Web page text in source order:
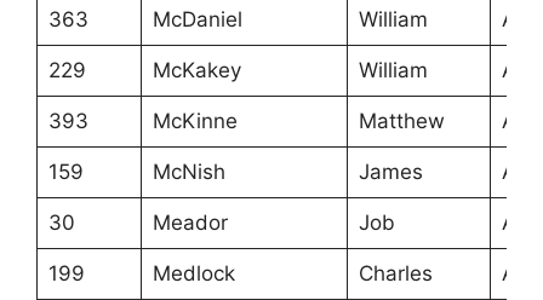
363 McDaniel William
229 McKakey William
393 McKinne Matthew
159 McNish James
30 Meador Job
199 Medlock Charles